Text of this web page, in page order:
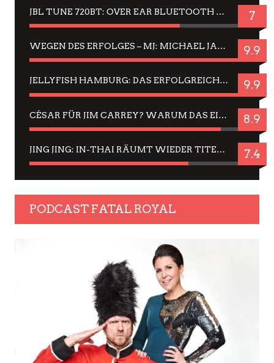
JBL TUNE 720BT: OVER EAR BLUETOOTH KOPFHÖRER UM DIE 50,-€ IM DAUER-TEST 7
WEGEN DES ERFOLGES – MJ: MICHAEL JACKSON MUSICAL IN EINER MATINEE SEHEN 9.9
JELLYFISH HAMBURG: DAS ERFOLGREICHE SOMMER-MENÜ 2025 IN GEFÜHLEN UND BILDERN 9.9
CÉSAR FÜR JIM CARREY? WARUM DAS EINER DER NERVIGSTEN ACTORS IST UND BLEIBT 8.9
JING JING: IN-THAI RÄUMT WIEDER TITEL AB – EIN ZWEI-STUNDEN-ERLEBNISBERICHT 7.4
PODCAST FATAL ROYAL